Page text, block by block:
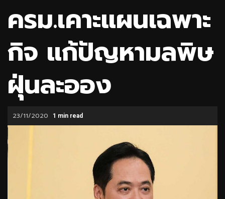
ครม.เคาะแผนเฉพาะ
กิจ แก้ปัญหามลพิษ
ฝุ่นละออง
23/11/2020 1 min read